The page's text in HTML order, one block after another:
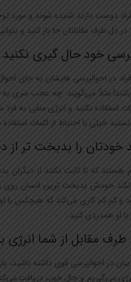
دوست دارند شنیده شوند و مورد
طرف مقابلتان جا باز کنید و
در احوالپرسی هایشان به جای
مثلاً می‌گویند: چه عجب سری به
استفاده نکنید و انرژی منفی به فرد
خیلی با احتیاط از کلمات
هستند که تا ثابت نکنند از
خودش بدبخت ترین انسان روی
کم کم کاری می‌کند که هیچکس با
او همدردی کنید.
در احوالپرسی قوی داشته باشید،
انرژی می‌گیریم و حال خوب دریافت